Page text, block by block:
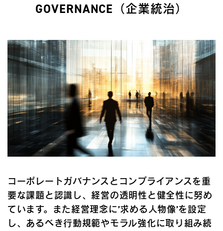
GOVERNANCE（企業統治）
コーポレートガバナンスとコンプライアンスを重
要な課題と認識し、経営の透明性と健全性に努め
ています。また経営理念に’求める人物像’を設定
し、あるべき行動規範やモラル強化に取り組み続